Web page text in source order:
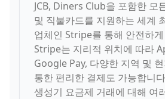
JCB, Diners Club을 포함한 모
및 직불카드를 지원하는 세계
업체인 Stripe를 통해 안전하
Stripe는 지리적 위치에 따라
Google Pay, 다양한 지역 및
통한 편리한 결제도 가능합니
생성기 요금제 거래에 대해 여